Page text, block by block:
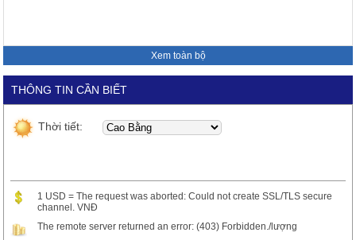
Xem toàn bộ
THÔNG TIN CẦN BIẾT
Thời tiết:
1 USD = The request was aborted: Could not create SSL/TLS secure
channel. VNĐ
The remote server returned an error: (403) Forbidden./lượng